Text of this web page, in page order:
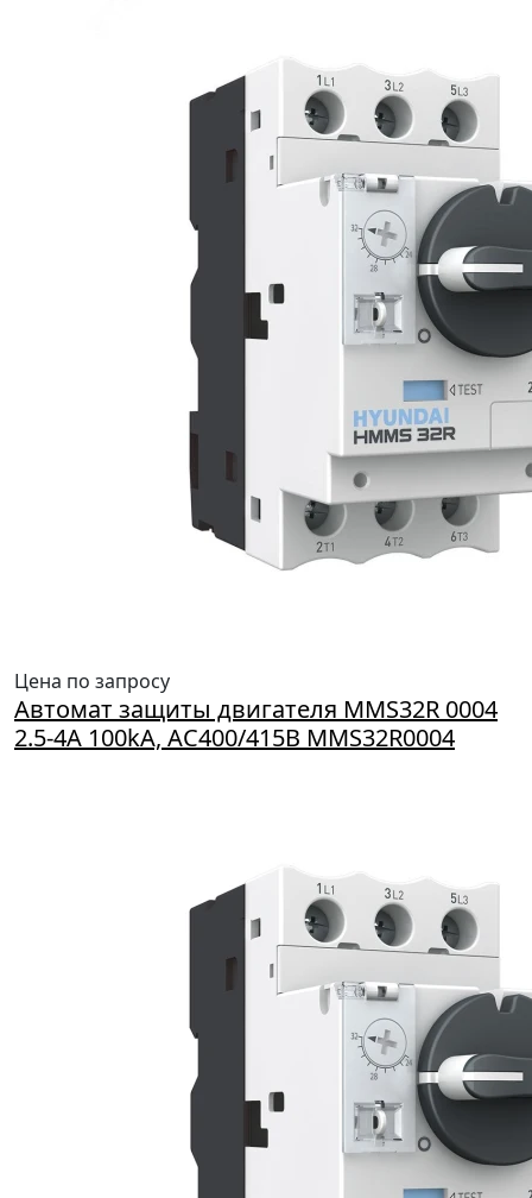
Цена по запросу
Автомат защиты двигателя MMS32R 0004
2.5-4A 100kA, AC400/415B MMS32R0004